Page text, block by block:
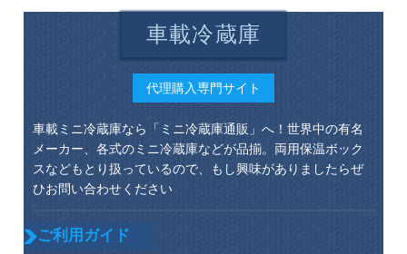
車載冷蔵庫
代理購入専門サイト
車載ミニ冷蔵庫なら「ミニ冷蔵庫通販」へ！世界中の有名
メーカー、各式のミニ冷蔵庫などが品揃。両用保温ボック
スなどもとり扱っているので、もし興味がありましたらぜ
ひお問い合わせください
ご利用ガイド